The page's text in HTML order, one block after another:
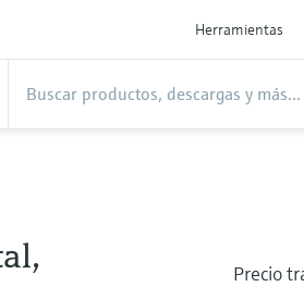
Herramientas
Precio